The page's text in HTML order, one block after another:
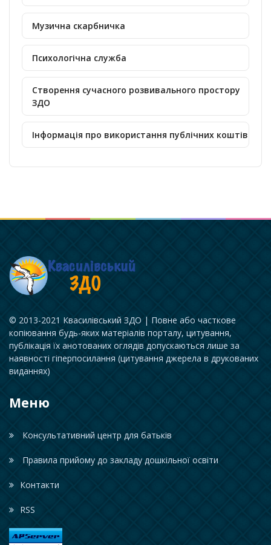
Музична скарбничка
Психологічна служба
Створення сучасного розвивального простору
ЗДО
Інформація про використання публічних коштів
© 2013-2021 Квасилівський ЗДО | Повне або часткове
копіювання будь-яких матеріалів порталу, цитування,
публікація їх анотованих оглядів допускаються лише за
наявності гіперпосилання (цитування джерела в друкованих
виданнях)
Меню
Консультативний центр для батьків
Правила прийому до закладу дошкільної освіти
Контакти
RSS